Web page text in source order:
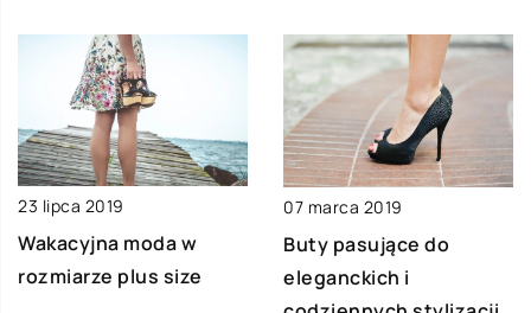
23 lipca 2019
Wakacyjna moda w
rozmiarze plus size
07 marca 2019
Buty pasujące do
eleganckich i